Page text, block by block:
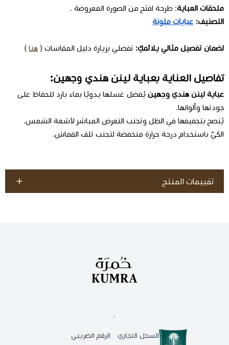
ملحقات العباية: طرحة افتح من الصورة المعروضة .
التصنيف: عبايات ملونة
لضمان تفصيل مثالي يلائمكِ: تفضلي بزيارة دليل المقاسات ( هنا )
تفاصيل العناية بعباية لينن هندي وجهين:
عباية لينن هندي وجهين يُفضل غسلها يدويًا بماء بارد للحفاظ على
جودتها وألوانها.
يُنصح بتجفيفها في الظل وتجنب التعرض المباشر لأشعة الشمس.
الكيّ باستخدام درجة حرارة منخفضة لتجنب تلف القماش.
تقييمات المنتج
السجل التجاري
الرقم الضريبي